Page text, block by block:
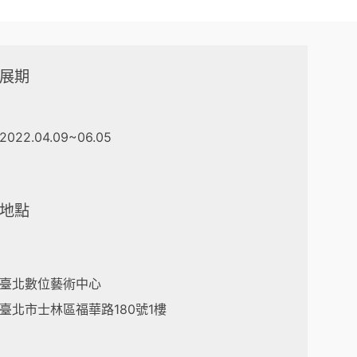
展期
2022.04.09~06.05
地點
臺北數位藝術中心
臺北市士林區福華路180號1樓